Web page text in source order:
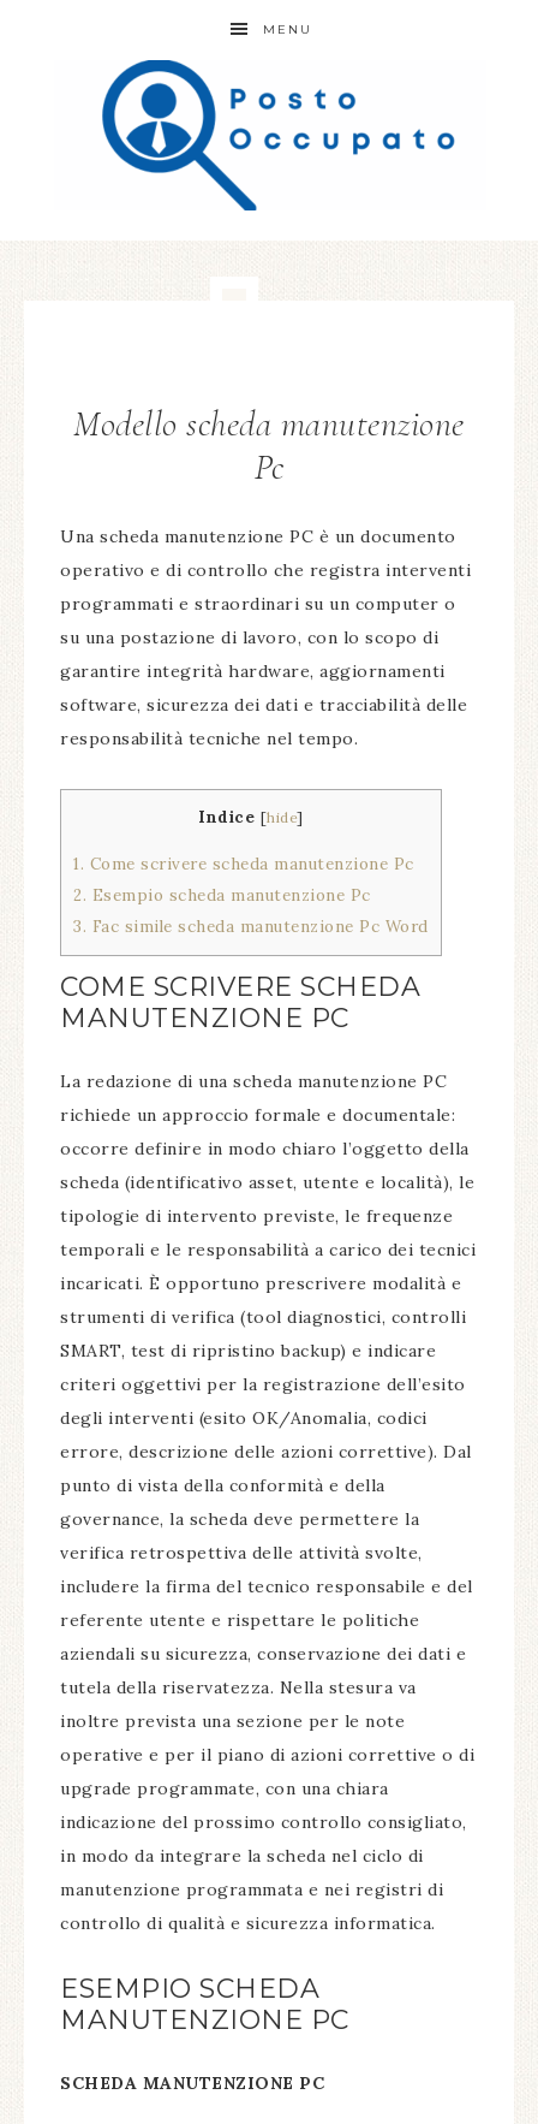
MENU
Modello scheda manutenzione
Pc​
Una scheda manutenzione PC è un documento
operativo e di controllo che registra interventi
programmati e straordinari su un computer o
su una postazione di lavoro, con lo scopo di
garantire integrità hardware, aggiornamenti
software, sicurezza dei dati e tracciabilità delle
responsabilità tecniche nel tempo.
Indice [hide]
1. Come scrivere scheda manutenzione Pc​
2. Esempio scheda manutenzione Pc​
3. Fac simile scheda manutenzione Pc​ Word
COME SCRIVERE SCHEDA
MANUTENZIONE PC​
La redazione di una scheda manutenzione PC
richiede un approccio formale e documentale:
occorre definire in modo chiaro l’oggetto della
scheda (identificativo asset, utente e località), le
tipologie di intervento previste, le frequenze
temporali e le responsabilità a carico dei tecnici
incaricati. È opportuno prescrivere modalità e
strumenti di verifica (tool diagnostici, controlli
SMART, test di ripristino backup) e indicare
criteri oggettivi per la registrazione dell’esito
degli interventi (esito OK/Anomalia, codici
errore, descrizione delle azioni correttive). Dal
punto di vista della conformità e della
governance, la scheda deve permettere la
verifica retrospettiva delle attività svolte,
includere la firma del tecnico responsabile e del
referente utente e rispettare le politiche
aziendali su sicurezza, conservazione dei dati e
tutela della riservatezza. Nella stesura va
inoltre prevista una sezione per le note
operative e per il piano di azioni correttive o di
upgrade programmate, con una chiara
indicazione del prossimo controllo consigliato,
in modo da integrare la scheda nel ciclo di
manutenzione programmata e nei registri di
controllo di qualità e sicurezza informatica.
ESEMPIO SCHEDA
MANUTENZIONE PC​
SCHEDA MANUTENZIONE PC